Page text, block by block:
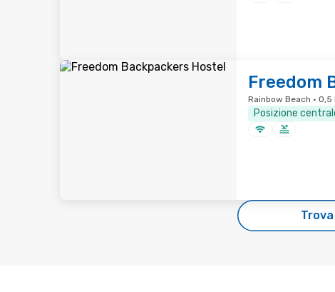
Freedom
Rainbow Beach ·
Posizione